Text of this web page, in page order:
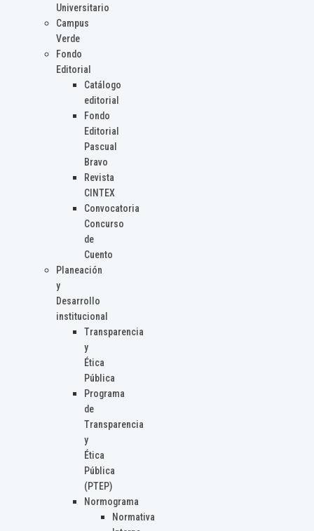
Universitario
Campus
Verde
Fondo
Editorial
Catálogo
editorial
Fondo
Editorial
Pascual
Bravo
Revista
CINTEX
Convocatoria
Concurso
de
Cuento
Planeación
y
Desarrollo
institucional
Transparencia
y
Ética
Pública
Programa
de
Transparencia
y
Ética
Pública
(PTEP)
Normograma
Normativa